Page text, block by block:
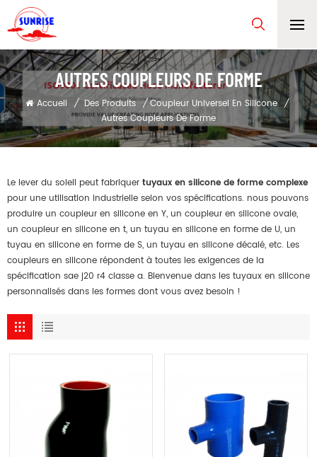
AUTRES COUPLEURS DE FORME
Accueil / Des Produits / Coupleur Universel En Silicone /
Autres Coupleurs De Forme
Le lever du soleil peut fabriquer tuyaux en silicone de forme complexe
pour une utilisation industrielle selon vos spécifications. nous pouvons
produire un coupleur en silicone en Y, un coupleur en silicone ovale,
un coupleur en silicone en t, un tuyau en silicone en forme de U, un
tuyau en silicone en forme de S, un tuyau en silicone décalé, etc. Les
coupleurs en silicone répondent à toutes les exigences de la
spécification sae j20 r4 classe a. Bienvenue dans les tuyaux en silicone
personnalisés dans les formes dont vous avez besoin !